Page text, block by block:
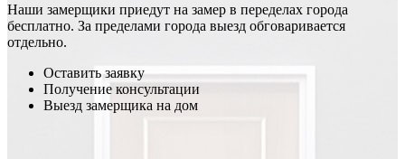
Наши замерщики приедут на замер в переделах города
бесплатно. За пределами города выезд обговаривается
отдельно.
Оставить заявку
Получение консультации
Выезд замерщика на дом